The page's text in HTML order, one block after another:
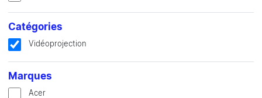
Catégories
Vidéoprojection
Marques
Acer